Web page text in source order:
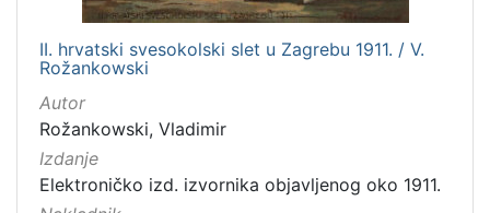
II. hrvatski svesokolski slet u Zagrebu 1911. / V.
Rožankowski
Autor
Rožankowski, Vladimir
Izdanje
Elektroničko izd. izvornika objavljenog oko 1911.